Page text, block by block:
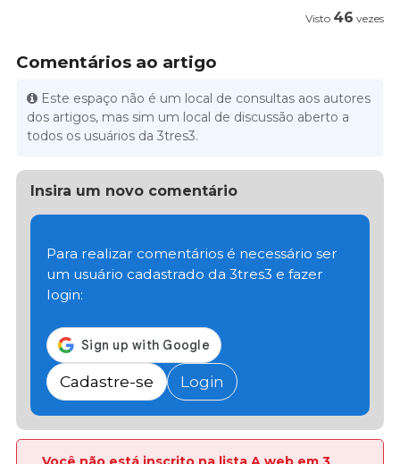
Visto 46 vezes
Comentários ao artigo
Este espaço não é um local de consultas aos autores
dos artigos, mas sim um local de discussão aberto a
todos os usuários da 3tres3.
Insira um novo comentário
Para realizar comentários é necessário ser
um usuário cadastrado da 3tres3 e fazer
login:
Cadastre-se Login